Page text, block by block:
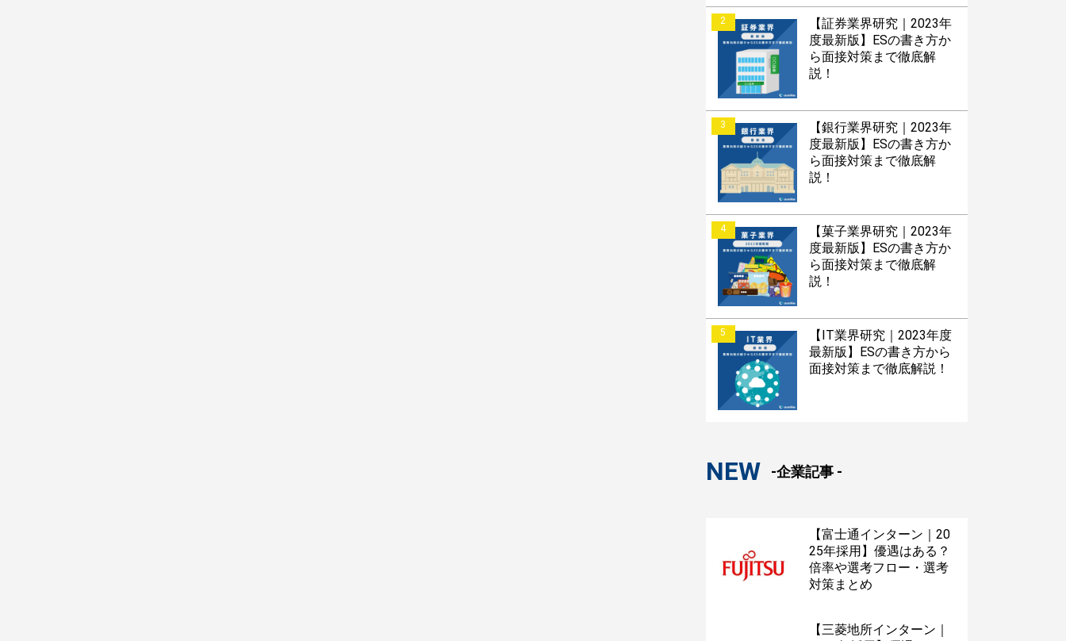
2
【証券業界研究｜2023年
度最新版】ESの書き方か
ら面接対策まで徹底解
説！
3
【銀行業界研究｜2023年
度最新版】ESの書き方か
ら面接対策まで徹底解
説！
4
【菓子業界研究｜2023年
度最新版】ESの書き方か
ら面接対策まで徹底解
説！
5
【IT業界研究｜2023年度
最新版】ESの書き方から
面接対策まで徹底解説！
NEW -企業記事 -
【富士通インターン｜20
25年採用】優遇はある？
倍率や選考フロー・選考
対策まとめ
【三菱地所インターン｜